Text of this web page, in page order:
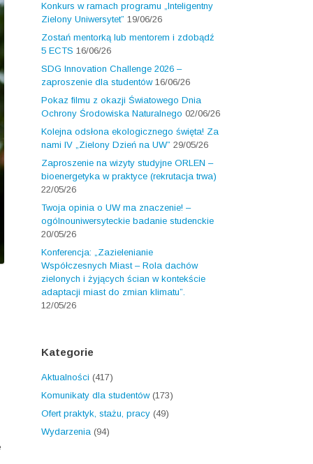
Konkurs w ramach programu „Inteligentny
Zielony Uniwersytet” 19/06/26
Zostań mentorką lub mentorem i zdobądź
5 ECTS 16/06/26
SDG Innovation Challenge 2026 –
zaproszenie dla studentów 16/06/26
Pokaz filmu z okazji Światowego Dnia
Ochrony Środowiska Naturalnego 02/06/26
Kolejna odsłona ekologicznego święta! Za
nami IV „Zielony Dzień na UW” 29/05/26
Zaproszenie na wizyty studyjne ORLEN –
bioenergetyka w praktyce (rekrutacja trwa)
22/05/26
Twoja opinia o UW ma znaczenie! –
ogólnouniwersyteckie badanie studenckie
20/05/26
Konferencja: „Zazielenianie
Współczesnych Miast – Rola dachów
zielonych i żyjących ścian w kontekście
adaptacji miast do zmian klimatu”.
12/05/26
Kategorie
Aktualności (417)
Komunikaty dla studentów(173)
Ofert praktyk, stażu, pracy (49)
Wydarzenia (94)